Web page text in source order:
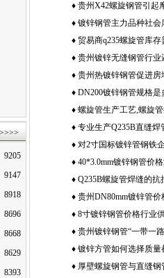
9205
9147
8918
8696
8668
8629
8393
♦ 贵州X42螺旋钢管引起
♦ 镀锌钢管主力品种社会
势
♦ 贸易商q235螺旋管库
主动降价促销
♦ 贵州镀锌无缝钢管行业
空间和市场
♦ 贵州热镀锌钢管促进房
康发展
♦ DN200镀锌钢管规格是
♦ 螺旋管生产工艺,螺旋
家
♦ 专业生产Q235B直缝焊
- 贵州螺旋管
♦ 对2寸国标镀锌管钢铁
出了更高的要求
♦ 40*3.0mm镀锌钢管价
力
♦ Q235B螺旋管焊缝的抗
能符合规定
♦ 贵州DN80mm镀锌管
♦ 8寸镀锌钢管价格行业
不确定的
♦ 贵州镀锌钢管“一带一
来的下游需求
♦ 镀锌方管如何选择质量
力
♦ 厚壁螺旋钢管与直缝